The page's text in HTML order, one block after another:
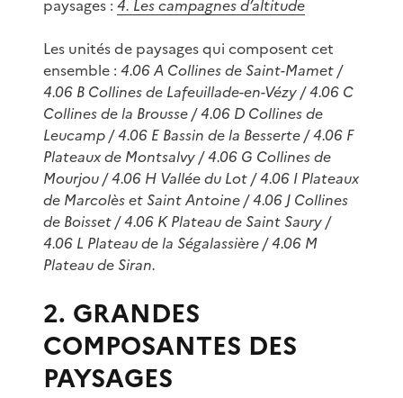
paysages : 4. Les campagnes d’altitude
Les unités de paysages qui composent cet
ensemble : 4.06 A Collines de Saint-Mamet /
4.06 B Collines de Lafeuillade-en-Vézy / 4.06 C
Collines de la Brousse / 4.06 D Collines de
Leucamp / 4.06 E Bassin de la Besserte / 4.06 F
Plateaux de Montsalvy / 4.06 G Collines de
Mourjou / 4.06 H Vallée du Lot / 4.06 I Plateaux
de Marcolès et Saint Antoine / 4.06 J Collines
de Boisset / 4.06 K Plateau de Saint Saury /
4.06 L Plateau de la Ségalassière / 4.06 M
Plateau de Siran.
2. GRANDES
COMPOSANTES DES
PAYSAGES